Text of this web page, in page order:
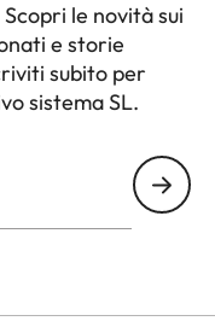
le novità sui
e storie
subito per
sistema SL.